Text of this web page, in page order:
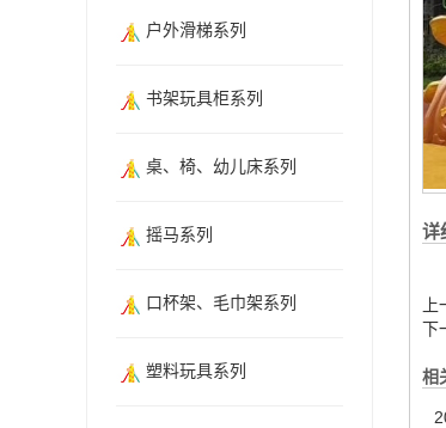
详
上
下
相
户外滑梯系列
书架玩具柜系列
桌、椅、幼儿床系列
摇马系列
口杯架、毛巾架系列
塑料玩具系列